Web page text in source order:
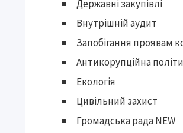
Державні закупівлі
Внутрішній аудит
Запобігання проявам
Антикорупційна
Екологія
Цивільний захист
Громадська рада NEW